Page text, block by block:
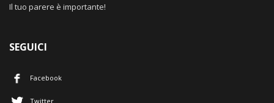
Il tuo parere è importante!
SEGUICI
Facebook
Twitter